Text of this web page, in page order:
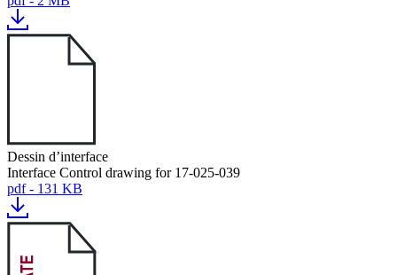
Dessin d’interface
Interface Control drawing for 17-025-039
pdf - 131 KB